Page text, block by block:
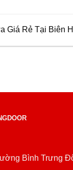
Giá Rẻ Tại Biên
Bình Trưng